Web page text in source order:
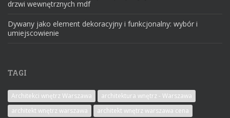
drzwi wewnętrznych mdf
Dywany jako element dekoracyjny i funkcjonalny: wybór i
umiejscowienie
TAGI
Architekci wnętrz Warszawa
architektura wnętrz - Warszawa
architekt wnętrz warszawa
architekt wnętrz warszawa cena